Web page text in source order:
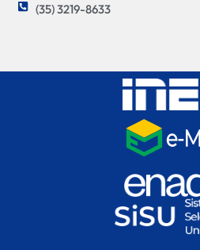
(35) 3219-8633